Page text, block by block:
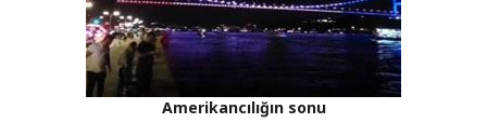
Amerikancılığın sonu